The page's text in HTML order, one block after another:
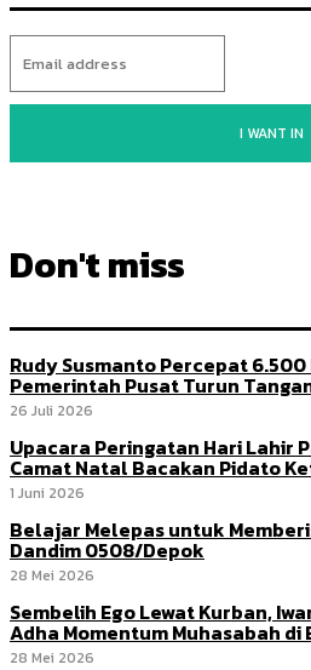
I WANT IN
Don't miss
Rudy Susmanto Percepat 6.500
Pemerintah Pusat Turun
26 Juli 2026
Upacara Peringatan Hari Lahir
Camat Natal Bacakan Pidato
1 Juni 2026
Belajar Melepas untuk
Dandim 0508/Depok
28 Mei 2026
Sembelih Ego Lewat Kurban,
Adha Momentum Muhasabah di
28 Mei 2026